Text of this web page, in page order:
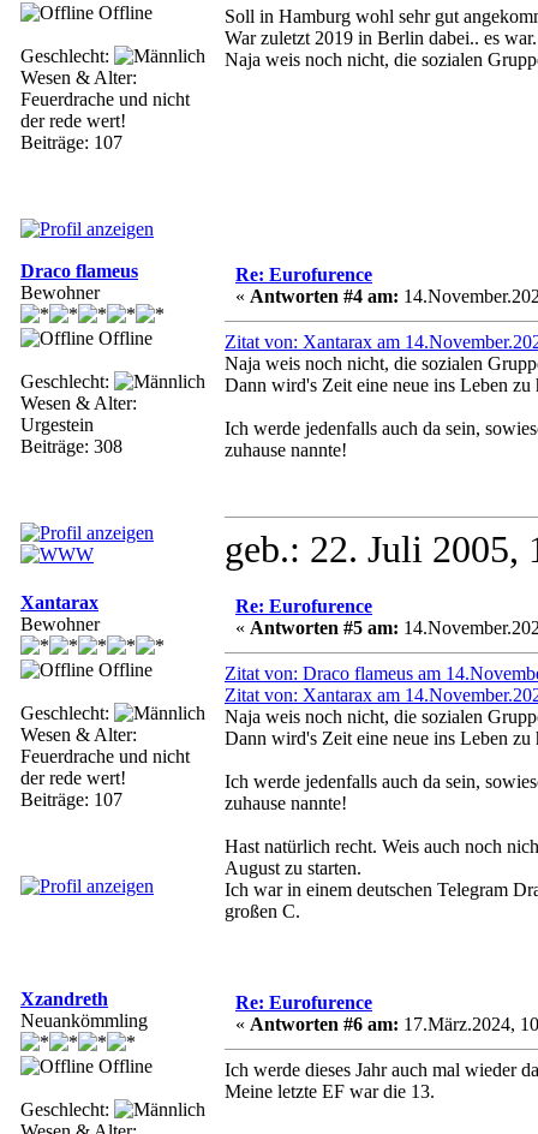
Offline
Geschlecht:
Wesen & Alter:
Feuerdrache und nicht
der rede wert!
Beiträge: 107
Soll in Hamburg wohl sehr gut
War zuletzt 2019 in Berlin dabei.. es
Naja weis noch nicht, die sozialen
Draco flameus
Bewohner
Offline
Geschlecht:
Wesen & Alter:
Urgestein
Beiträge: 308
Re: Eurofurence
« Antworten #4 am:
Zitat von: Xantarax am
Naja weis noch nicht, die sozialen
Dann wird's Zeit eine neue ins Leben zu
Ich werde jedenfalls auch da sein,
zuhause nannte!
geb.: 22. Juli
Xantarax
Bewohner
Offline
Geschlecht:
Wesen & Alter:
Feuerdrache und nicht
der rede wert!
Beiträge: 107
Re: Eurofurence
« Antworten #5 am:
Zitat von: Draco flameus am
Zitat von: Xantarax am
Naja weis noch nicht, die sozialen
Dann wird's Zeit eine neue ins Leben zu
Ich werde jedenfalls auch da sein,
zuhause nannte!
Hast natürlich recht. Weis auch noch
August zu starten.
Ich war in einem deutschen Telegram
großen C.
Xzandreth
Neuankömmling
Offline
Geschlecht:
Re: Eurofurence
« Antworten #6 am: 17.März.2024,
Ich werde dieses Jahr auch mal wieder
Meine letzte EF war die 13.